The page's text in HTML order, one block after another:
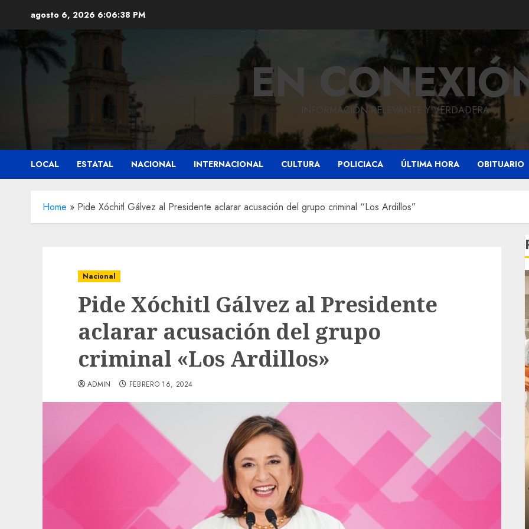
contenido
agosto 6, 2026 6:06:39 PM
ENINFORMACIÓN RELEVANTE Y VERDADERA.
LOCAL ESTATAL NACIONAL INTERNACIONAL CULTURA POLICIACA ÚLTIMA HORA OBITUARIO
Home » Pide Xóchitl Gálvez al Presidente aclarar acusación del grupo criminal “Los Ardillos”
Nacional
Pide Xóchitl Gálvez al Presidente
aclarar acusación del grupo
criminal «Los Ardillos»
ADMIN FEBRERO 16, 2024
Obra de pavimentación de San Marcial será
mejorada. Interviene CASF
JULIO 27, 2026
Local
Reviven la historia de Fortín, con exposición
de la cronista Minerva Salas.
JULIO 31, 2026